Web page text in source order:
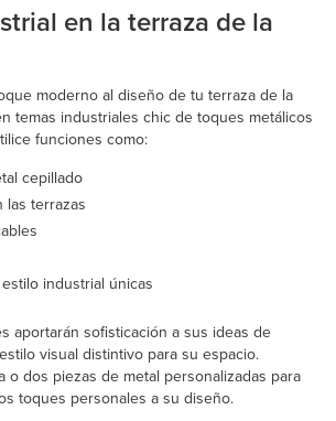
en la terraza de la
moderno al diseño de tu terraza de la
temas industriales chic de toques metálicos
funciones como:
cepillado
las terrazas
industrial únicas
aportarán sofisticación a sus ideas de
visual distintivo para su espacio.
o dos piezas de metal personalizadas para
toques personales a su diseño.